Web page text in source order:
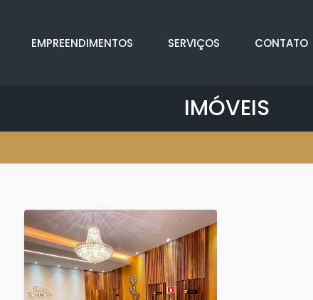
EMPREENDIMENTOS SERVIÇOS CONTATO
IMÓVEIS